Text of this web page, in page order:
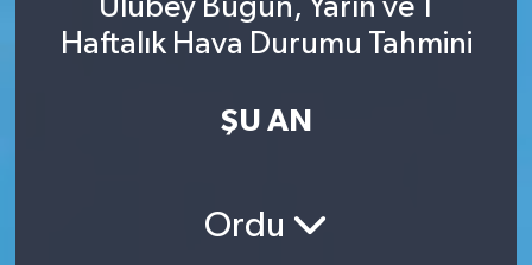
Ulubey Bugün, Yarın ve 1
Haftalık Hava Durumu Tahmini
ŞU AN
Ordu
TURİZM
Süper Lig Puan Durumu ve Fikstür
Son Dakika Haberleri